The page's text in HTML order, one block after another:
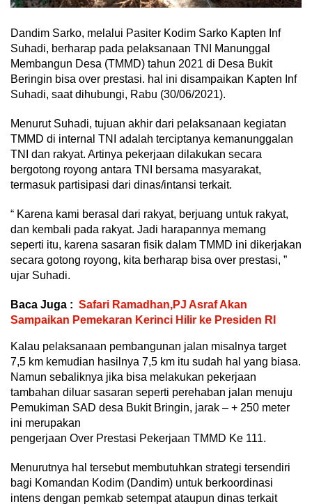
Dandim Sarko, melalui Pasiter Kodim Sarko Kapten Inf
Suhadi, berharap pada pelaksanaan TNI Manunggal
Membangun Desa (TMMD) tahun 2021 di Desa Bukit
Beringin bisa over prestasi. hal ini disampaikan Kapten Inf
Suhadi, saat dihubungi, Rabu (30/06/2021).
Menurut Suhadi, tujuan akhir dari pelaksanaan kegiatan
TMMD di internal TNI adalah terciptanya kemanunggalan
TNI dan rakyat. Artinya pekerjaan dilakukan secara
bergotong royong antara TNI bersama masyarakat,
termasuk partisipasi dari dinas/intansi terkait.
“ Karena kami berasal dari rakyat, berjuang untuk rakyat,
dan kembali pada rakyat. Jadi harapannya memang
seperti itu, karena sasaran fisik dalam TMMD ini dikerjakan
secara gotong royong, kita berharap bisa over prestasi, ”
ujar Suhadi.
Baca Juga : Safari Ramadhan,PJ Asraf Akan
Sampaikan Pemekaran Kerinci Hilir ke Presiden RI
Kalau pelaksanaan pembangunan jalan misalnya target
7,5 km kemudian hasilnya 7,5 km itu sudah hal yang biasa.
Namun sebaliknya jika bisa melakukan pekerjaan
tambahan diluar sasaran seperti perehaban jalan menuju
Pemukiman SAD desa Bukit Bringin, jarak – + 250 meter
ini merupakan
pengerjaan Over Prestasi Pekerjaan TMMD Ke 111.
Menurutnya hal tersebut membutuhkan strategi tersendiri
bagi Komandan Kodim (Dandim) untuk berkoordinasi
intens dengan pemkab setempat ataupun dinas terkait